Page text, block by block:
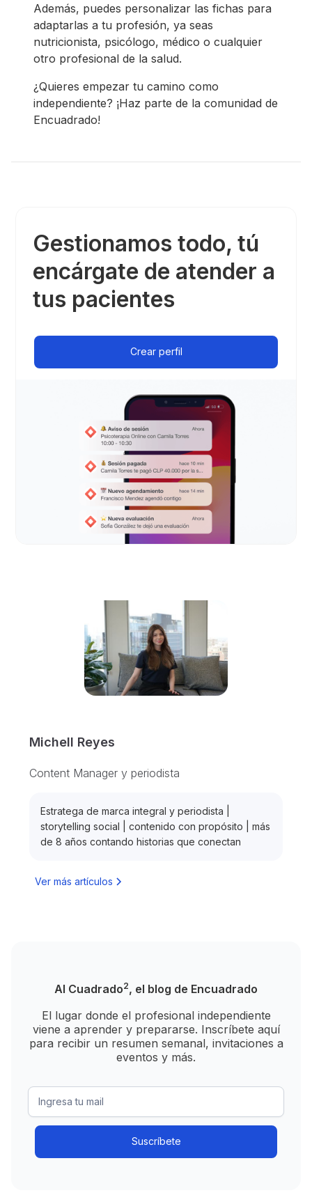
Además, puedes personalizar las fichas para
adaptarlas a tu profesión, ya seas
nutricionista, psicólogo, médico o cualquier
otro profesional de la salud.
¿Quieres empezar tu camino como
independiente? ¡Haz parte de la comunidad de
Encuadrado!
Gestionamos todo, tú
encárgate de atender a
tus pacientes
Crear perfil
Michell Reyes
Content Manager y periodista
Estratega de marca integral y periodista |
storytelling social | contenido con propósito | más
de 8 años contando historias que conectan
Ver más artículos
Al Cuadrado2, el blog de Encuadrado
El lugar donde el profesional independiente
viene a aprender y prepararse. Inscríbete aquí
para recibir un resumen semanal, invitaciones a
eventos y más.